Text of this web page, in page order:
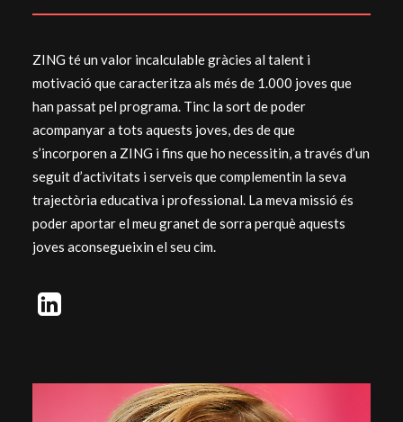
ZING té un valor incalculable gràcies al talent i
motivació que caracteritza als més de 1.000 joves que
han passat pel programa. Tinc la sort de poder
acompanyar a tots aquests joves, des de que
s’incorporen a ZING i fins que ho necessitin, a través d’un
seguit d’activitats i serveis que complementin la seva
trajectòria educativa i professional. La meva missió és
poder aportar el meu granet de sorra perquè aquests
joves aconsegueixin el seu cim.